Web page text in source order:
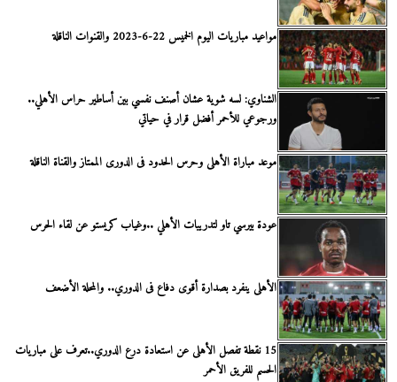
مواعيد مباريات اليوم الخميس 22-6-2023 والقنوات الناقلة
الشناوي: لسه شوية عشان أصنف نفسي بين أساطير حراس الأهلي..
ورجوعي للأحمر أفضل قرار في حياتي
موعد مباراة الأهلى وحرس الحدود فى الدورى الممتاز والقناة الناقلة
عودة بيرسي تاو لتدريبات الأهلي ..وغياب كريستو عن لقاء الحرس
الأهلى ينفرد بصدارة أقوى دفاع فى الدوري.. والمحلة الأضعف
15 نقطة تفصل الأهلى عن استعادة درع الدوري..تعرف على مباريات
الحسم للفريق الأحمر